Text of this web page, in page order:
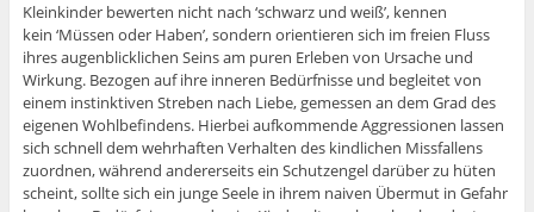
Kleinkinder bewerten nicht nach ‘schwarz und weiß’, kennen
kein ‘Müssen oder Haben’, sondern orientieren sich im freien Fluss
ihres augenblicklichen Seins am puren Erleben von Ursache und
Wirkung. Bezogen auf ihre inneren Bedürfnisse und begleitet von
einem instinktiven Streben nach Liebe, gemessen an dem Grad des
eigenen Wohlbefindens. Hierbei aufkommende Aggressionen lassen
sich schnell dem wehrhaften Verhalten des kindlichen Missfallens
zuordnen, während andererseits ein Schutzengel darüber zu hüten
scheint, sollte sich ein junge Seele in ihrem naiven Übermut in Gefahr